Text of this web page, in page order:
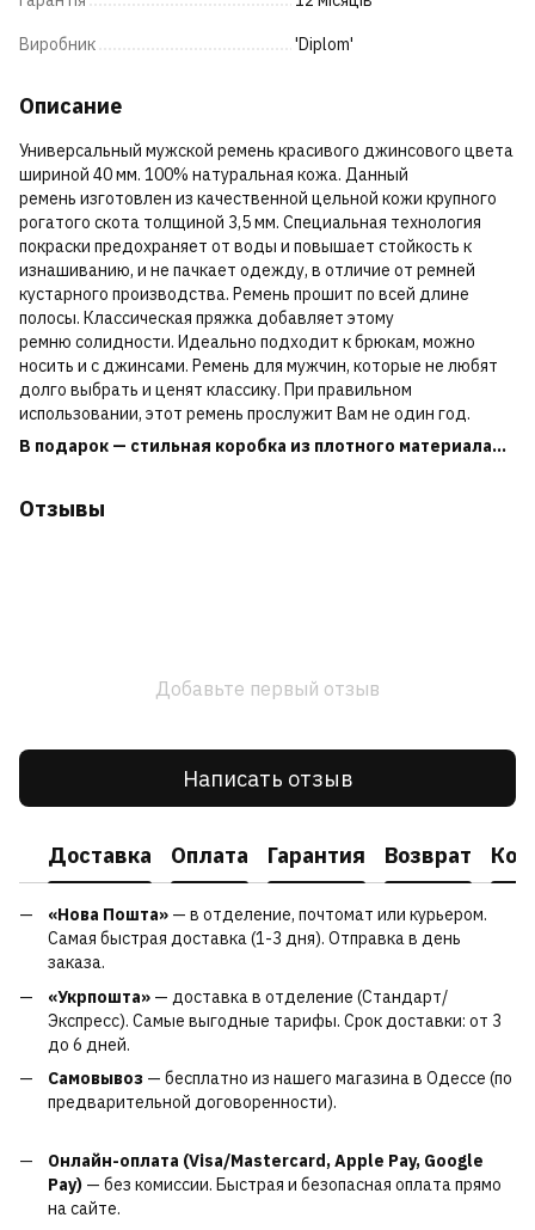
Виробник 'Diplom'
Описание
Универсальный мужской ремень красивого джинсового цвета
шириной 40 мм. 100% натуральная кожа. Данный
ремень изготовлен из качественной цельной кожи крупного
рогатого скота толщиной 3,5 мм. Специальная технология
покраски предохраняет от воды и повышает стойкость к
изнашиванию, и не пачкает одежду, в отличие от ремней
кустарного производства. Ремень прошит по всей длине
полосы. Классическая пряжка добавляет этому
ремню солидности. Идеально подходит к брюкам, можно
носить и с джинсами. Ремень для мужчин, которые не любят
долго выбрать и ценят классику. При правильном
использовании, этот ремень прослужит Вам не один год.
В подарок — стильная коробка из плотного материала...
Отзывы
Добавьте первый отзыв
Написать отзыв
Доставка Оплата Гарантия Возврат
«Нова Пошта» — в отделение, почтомат или курьером.
Самая быстрая доставка (1-3 дня). Отправка в день
заказа.
«Укрпошта» — доставка в отделение (Стандарт/
Экспресс). Самые выгодные тарифы. Срок доставки: от 3
до 6 дней.
Самовывоз — бесплатно из нашего магазина в Одессе (по
предварительной договоренности).
Онлайн-оплата (Visa/Mastercard, Apple Pay, Google
Pay) — без комиссии. Быстрая и безопасная оплата прямо
на сайте.